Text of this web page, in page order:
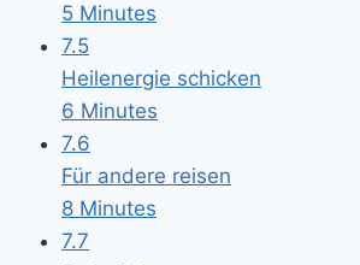
5 Minutes
7.5
Heilenergie schicken
6 Minutes
7.6
Für andere reisen
8 Minutes
7.7